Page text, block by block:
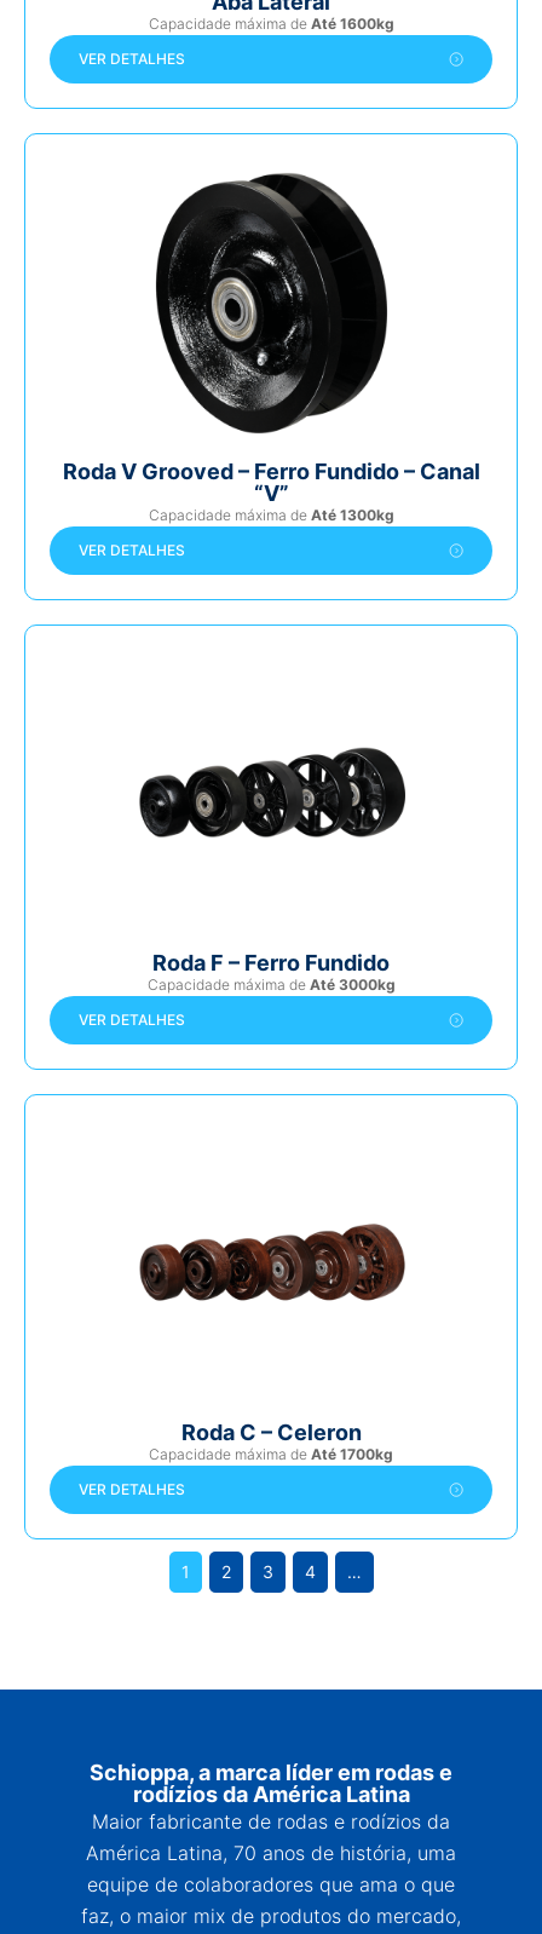
Capacidade máxima de Até 1600kg
VER DETALHES
Roda V Grooved – Ferro Fundido – Canal
“V”
Capacidade máxima de Até 1300kg
VER DETALHES
Roda F – Ferro Fundido
Capacidade máxima de Até 3000kg
VER DETALHES
Roda C – Celeron
Capacidade máxima de Até 1700kg
VER DETALHES
1 2 3 4 …
Schioppa, a marca líder em rodas e
rodízios da América Latina
Maior fabricante de rodas e rodízios da
América Latina, 70 anos de história, uma
equipe de colaboradores que ama o que
faz, o maior mix de produtos do mercado,